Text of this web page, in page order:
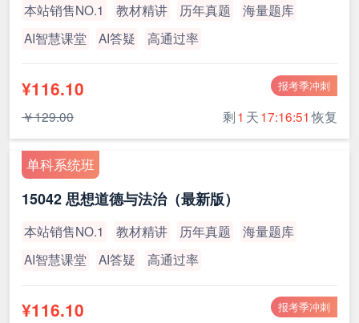
本站销售NO.1 教材精讲 历年真题
海量题库
AI智慧课堂
AI答疑 高通过率
报考季冲刺
¥116.10
￥129.00 剩1 天17:16:51 恢复
单科系统班
15042 思想道德与法治（最新版）
本站销售NO.1 教材精讲 历年真题
海量题库
AI智慧课堂
AI答疑 高通过率
报考季冲刺
¥116.10